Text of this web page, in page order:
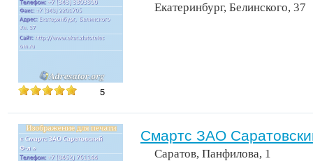
5
Екатеринбург, Белинского, 37
Смартс ЗАО
Саратов, Панфилова, 1